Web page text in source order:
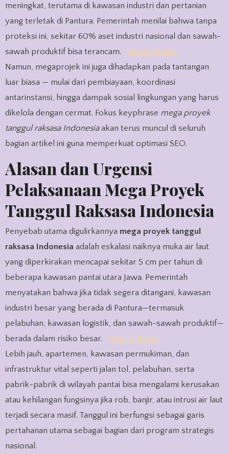
meningkat, terutama di kawasan industri dan pertanian
yang terletak di Pantura. Pemerintah menilai bahwa tanpa
proteksi ini, sekitar 60% aset industri nasional dan sawah-
sawah produktif bisa terancam.
Antara News
Namun, megaprojek ini juga dihadapkan pada tantangan
luar biasa — mulai dari pembiayaan, koordinasi
antarinstansi, hingga dampak sosial lingkungan yang harus
dikelola dengan cermat. Fokus keyphrase mega proyek
tanggul raksasa Indonesiaakan terus muncul di seluruh
bagian artikel ini guna memperkuat optimasi SEO.
Alasan dan Urgensi
Pelaksanaan Mega Proyek
Tanggul Raksasa Indonesia
Penyebab utama digulirkannya mega proyek tanggul
raksasa Indonesia adalah eskalasi naiknya muka air laut
yang diperkirakan mencapai sekitar 5 cm per tahun di
beberapa kawasan pantai utara Jawa. Pemerintah
menyatakan bahwa jika tidak segera ditangani, kawasan
industri besar yang berada di Pantura—termasuk
pelabuhan, kawasan logistik, dan sawah-sawah produktif—
berada dalam risiko besar.
Antara News
Lebih jauh, apartemen, kawasan permukiman, dan
infrastruktur vital seperti jalan tol, pelabuhan, serta
pabrik-pabrik di wilayah pantai bisa mengalami kerusakan
atau kehilangan fungsinya jika rob, banjir, atau intrusi air laut
terjadi secara masif. Tanggul ini berfungsi sebagai garis
pertahanan utama sebagai bagian dari program strategis
nasional.